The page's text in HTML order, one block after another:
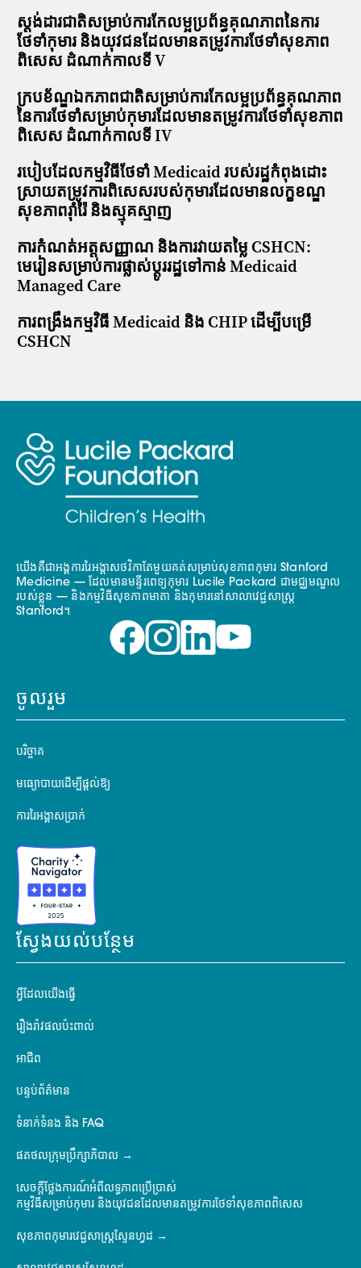
ស្តង់ដារជាតិសម្រាប់ការកែលម្អប្រព័ន្ធគុណភាពនៃការ
ថែទាំកុមារ និងយុវជនដែលមានតម្រូវការថែទាំសុខភាព
ពិសេស ដំណាក់កាលទី V
ក្របខ័ណ្ឌឯកភាពជាតិសម្រាប់ការកែលម្អប្រព័ន្ធគុណភាព
នៃការថែទាំសម្រាប់កុមារដែលមានតម្រូវការថែទាំសុខភាព
ពិសេស ដំណាក់កាលទី IV
របៀបដែលកម្មវិធីថែទាំ Medicaid របស់រដ្ឋកំពុងដោះ
ស្រាយតម្រូវការពិសេសរបស់កុមារដែលមានលក្ខខណ្ឌ
សុខភាពរ៉ាំរ៉ៃ និងស្មុគស្មាញ
ការកំណត់អត្តសញ្ញាណ និងការវាយតម្លៃ CSHCN:
មេរៀនសម្រាប់ការផ្លាស់ប្តូររដ្ឋទៅកាន់ Medicaid
Managed Care
ការពង្រឹងកម្មវិធី Medicaid និង CHIP ដើម្បីបម្រើ
CSHCN
យើងគឺជាអង្គការរៃអង្គាសថវិកាតែមួយគត់សម្រាប់សុខភាពកុមារ Stanford
Medicine — ដែលមានមន្ទីរពេទ្យកុមារ Lucile Packard ជាមជ្ឈមណ្ឌល
របស់ខ្លួន — និងកម្មវិធីសុខភាពមាតា និងកុមារនៅសាលាវេជ្ជសាស្ត្រ
Stanford។
ចូលរួម
បរិច្ចាគ
មធ្យោបាយដើម្បីផ្តល់ឱ្យ
ការរៃអង្គាសប្រាក់
ស្វែងយល់បន្ថែម
អ្វីដែលយើងធ្វើ
រឿងរ៉ាវផលប៉ះពាល់
អាជីព
បន្ទប់ព័ត៌មាន
ទំនាក់ទំនង និង FAQ
ផតថលក្រុមប្រឹក្សាភិបាល
សេចក្តីថ្លែងការណ៍អំពីលទ្ធភាពប្រើប្រាស់
កម្មវិធីសម្រាប់កុមារ និងយុវជនដែលមានតម្រូវការថែទាំសុខភាពពិសេស
សុខភាពកុមារវេជ្ជសាស្ត្រស្ទែនហ្វដ